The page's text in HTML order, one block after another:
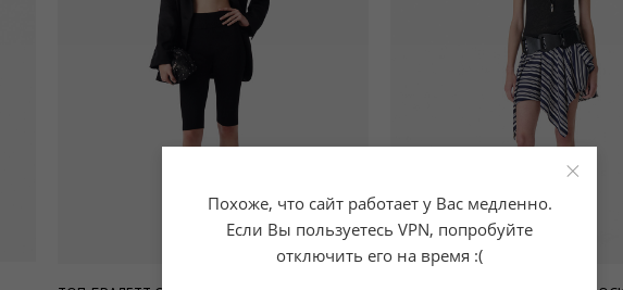
×
Похоже, что сайт работает у Вас медленно.
Если Вы пользуетесь VPN, попробуйте
отключить его на время :(